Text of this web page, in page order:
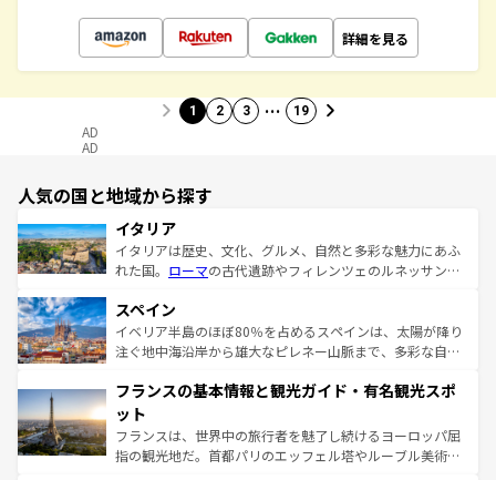
詳細を見る
1 2 3 … 19
AD
AD
人気の国と地域から探す
イタリア
イタリアは歴史、文化、グルメ、自然と多彩な魅力にあふ
れた国。 ローマの古代遺跡やフィレンツェのルネッサンス
ろん、トスカーナの美しい田園風景やアマルフィ海岸の絶
景など、自然景観も見逃せない。観光の合間には、本場の
ピザやパスタなど、絶品のイタリア料理を堪能することも
ませてくれるイタリアで、忘れられない旅をしてみよう！
なお、新着のイタリア情報は
しい。
スペイン
イベリア半島のほぼ80％を占めるスペインは、太陽が降り
注ぐ地中海沿岸から雄大なピレネー山脈まで、多彩な自然
文化が根付くこの国では、情熱的なフラメンコ、熱気あふ
れる闘牛、そして美味しいタパスが生活の一部となってい
る。首都マドリードの洗練された雰囲気や、バルセロナの
アートに溢れた街角から、地方では古代ローマ遺跡や中世
フランスの基本情報と観光ガイド・有名観光スポ
ット
フランスは、世界中の旅行者を魅了し続けるヨーロッパ屈
指の観光地だ。首都パリのエッフェル塔やルーブル美術館